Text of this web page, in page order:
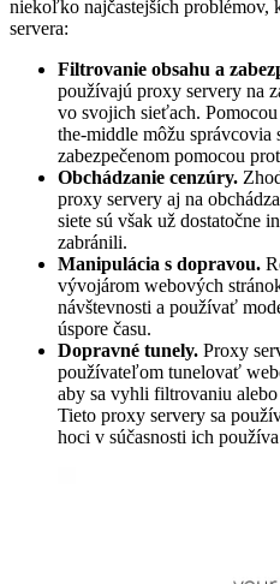
niekoľko najčastejších problémov,
servera:
Filtrovanie obsahu a
používajú proxy servery na
vo svojich sieťach.
the-middle môžu správcovia
zabezpečenom pomocou
Obchádzanie cenzúry.
proxy servery aj na
siete sú však už dostatočne
zabránili.
Manipulácia s dopravou.
vývojárom webových
návštevnosti a používať
úspore času.
Dopravné tunely. Proxy
používateľom tunelovať
aby sa vyhli filtrovaniu
Tieto proxy servery sa
hoci v súčasnosti ich